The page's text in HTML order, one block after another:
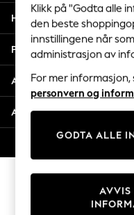
98 - 110cm
116 - 134cm
140 - 174cm
Trending: Top
Trending: Clogs
Toy Story
THE SET
Coats & Jackets
Sweatshirts &
Knitwear
Cardigans
Dresses
Hjelp
Personvern & Juridisk
Avdelinger
Andre tjenester
Klikk på "Godta alle
den beste
innstillingene når
administrasjon av
For mer informasjon,
personvern og
GODTA ALLE
AVVIS